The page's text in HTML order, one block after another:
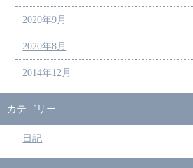
2020年9月
2020年8月
2014年12月
カテゴリー
日記